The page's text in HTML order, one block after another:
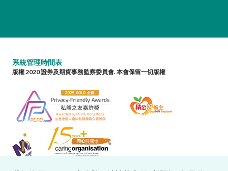
系統管理時間表
版權 2020 證券及期貨事務監察委員會. 本會保留一切版權